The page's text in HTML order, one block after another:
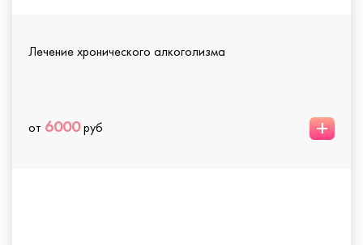
Лечение хронического алкоголизма
от 6000руб +